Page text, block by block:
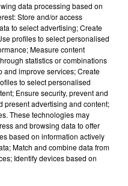
data processing based on
Store and/or access
to select advertising; Create
profiles to select personalised
Measure content
statistics or combinations
and improve services; Create
to select personalised
Ensure security, prevent and
present advertising and content;
These technologies may
and browsing data to offer
based on information actively
Match and combine data from
Identify devices based on